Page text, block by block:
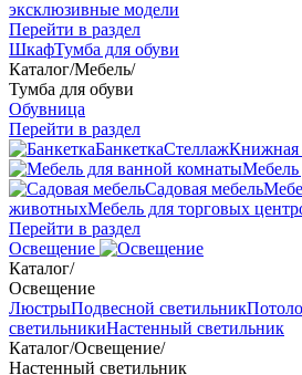
эксклюзивные модели
Перейти в раздел
ШкафТумба для обуви
Каталог/Мебель/
Тумба для обуви
Обувница
Перейти в раздел
БанкеткаСтеллажКнижная
Мебель
Садовая мебель
животныхМебель для торговых
Перейти в раздел
Освещение
Каталог/
Освещение
ЛюстрыПодвесной светильник
светильникиНастенный светильник
Каталог/Освещение/
Настенный светильник